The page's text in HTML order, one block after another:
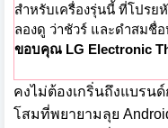
สำหรับเครื่องรุ่นนี้ ที่โปรย
มาลองดู ว่าชัวร์ และดำสม
ขอบคุณ LG Electronic
คงไม่ต้องเกริ่นถึงแบรน
โสมที่พยายามลุย